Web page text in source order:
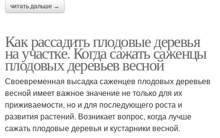
читать дальше →
Как рассадить плодовые деревья
на участке. Когда сажать саженцы
плодовых деревьев весной
Своевременная высадка саженцев плодовых деревьев
весной имеет важное значение не только для их
приживаемости, но и для последующего роста и
развития растений. Возникает вопрос, когда лучше
сажать плодовые деревья и кустарники весной.